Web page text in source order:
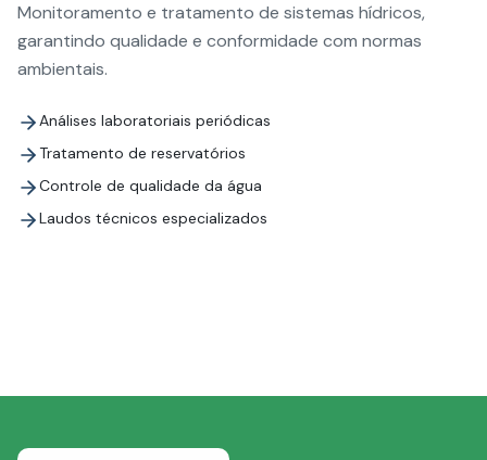
Monitoramento e tratamento de sistemas hídricos,
garantindo qualidade e conformidade com normas
ambientais.
Análises laboratoriais periódicas
Tratamento de reservatórios
Controle de qualidade da água
Laudos técnicos especializados